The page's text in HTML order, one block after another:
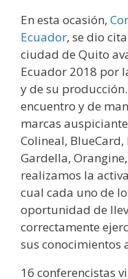
En esta ocasión,
Ecuador, se dio
ciudad de Quito
Ecuador 2018 por
y de su
encuentro y de
marcas
Colineal,
Gardella,
realizamos la
cual cada uno de
oportunidad de
correctamente
sus conocimientos
16 conferencistas